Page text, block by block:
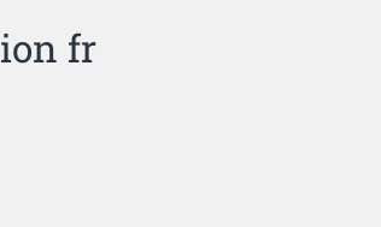
fr